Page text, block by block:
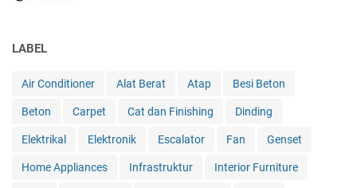
LABEL
Air Conditioner Alat Berat Atap Besi Beton
Beton Carpet Cat dan Finishing Dinding
Elektrikal Elektronik Escalator Fan Genset
Home Appliances Infrastruktur Interior Furniture